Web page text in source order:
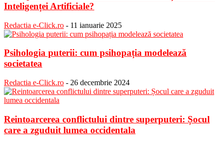
Inteligenței Artificiale?
Redactia e-Click.ro - 11 ianuarie 2025
Psihologia puterii: cum psihopația modelează
societatea
Redactia e-Click.ro - 26 decembrie 2024
Reintoarcerea conflictului dintre superputeri: Șocul
care a zguduit lumea occidentala